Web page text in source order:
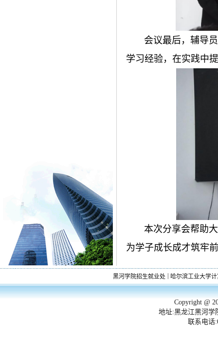
会议最后，辅导
学习经验，在实践中
本次分享会帮助
为学子成长成才筑牢
黑河学院招生就业处 哈尔滨工业大学
Copyright @
地址:黑龙江黑河学
联系电话